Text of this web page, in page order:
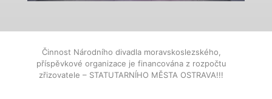
Činnost Národního divadla moravskoslezského,
příspěvkové organizace je financována z rozpočtu
zřizovatele – STATUTARNÍHO MĚSTA OSTRAVA!!!